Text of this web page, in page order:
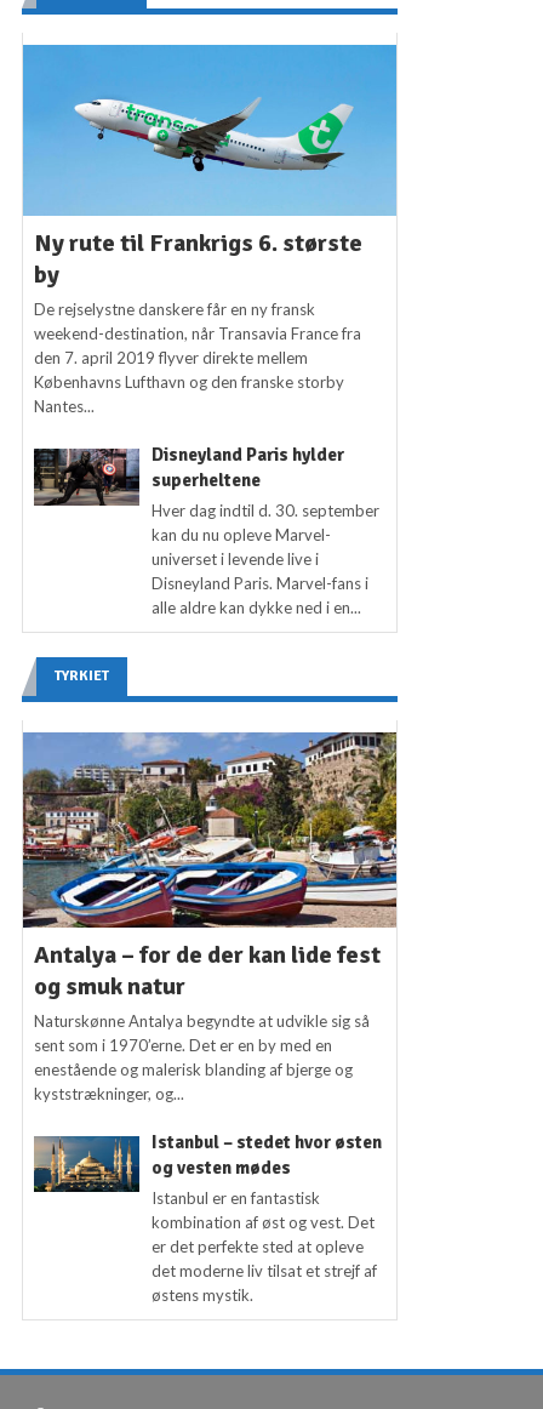
Ny rute til Frankrigs 6. største
by
De rejselystne danskere får en ny fransk
weekend-destination, når Transavia France fra
den 7. april 2019 flyver direkte mellem
Københavns Lufthavn og den franske storby
Nantes...
Disneyland Paris hylder
superheltene
Hver dag indtil d. 30. september
kan du nu opleve Marvel-
universet i levende live i
Disneyland Paris. Marvel-fans i
alle aldre kan dykke ned i en...
TYRKIET
Antalya – for de der kan lide fest
og smuk natur
Naturskønne Antalya begyndte at udvikle sig så
sent som i 1970’erne. Det er en by med en
enestående og malerisk blanding af bjerge og
kyststrækninger, og...
Istanbul – stedet hvor østen
og vesten mødes
Istanbul er en fantastisk
kombination af øst og vest. Det
er det perfekte sted at opleve
det moderne liv tilsat et strejf af
østens mystik.